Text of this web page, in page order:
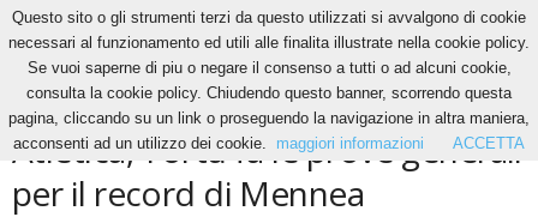
Altri Sport Atletica, Tortu fa le prove generali per il record di Mennea
ALTRI SPORT
Atletica, Tortu fa le prove generali
per il record di Mennea
Questo sito o gli strumenti terzi da questo utilizzati si avvalgono di cookie
necessari al funzionamento ed utili alle finalita illustrate nella cookie policy.
Se vuoi saperne di piu o negare il consenso a tutti o ad alcuni cookie,
consulta la cookie policy. Chiudendo questo banner, scorrendo questa
pagina, cliccando su un link o proseguendo la navigazione in altra maniera,
acconsenti ad un utilizzo dei cookie.
maggiori informazioni ACCETTA